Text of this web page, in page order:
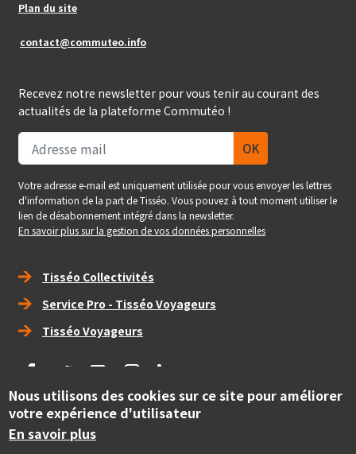
Plan du site
contact@commuteo.info
Recevez notre newsletter pour vous tenir au courant des
actualités de la plateforme Commutéo !
Votre adresse e-mail est uniquement utilisée pour vous envoyer les lettres
d'information de la part de Tisséo. Vous pouvez à tout moment utiliser le
lien de désabonnement intégré dans la newsletter.
En savoir plus sur la gestion de vos données personnelles
Right_footer
Tisséo Collectivités
Service Pro - Tisséo Voyageurs
Tisséo Voyageurs
social
Copyright
© Tisséo Collectivités 2020 - Autorité organisatrice des
mobilités de la grande agglomération toulousaine.
Nous utilisons des cookies sur ce site pour améliorer
votre expérience d'utilisateur
En savoir plus